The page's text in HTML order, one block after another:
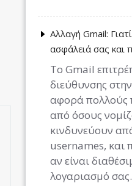
Αλλαγή Gmail:
ασφάλειά σας και
Το Gmail
διεύθυνσης
αφορά πολλούς
από όσους
κινδυνεύουν
usernames, και
αν είναι
λογαριασμό σας.